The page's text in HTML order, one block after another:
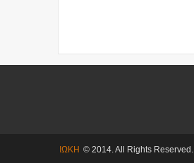
ΙΩΚΗ © 2014. All Rights Reserved.